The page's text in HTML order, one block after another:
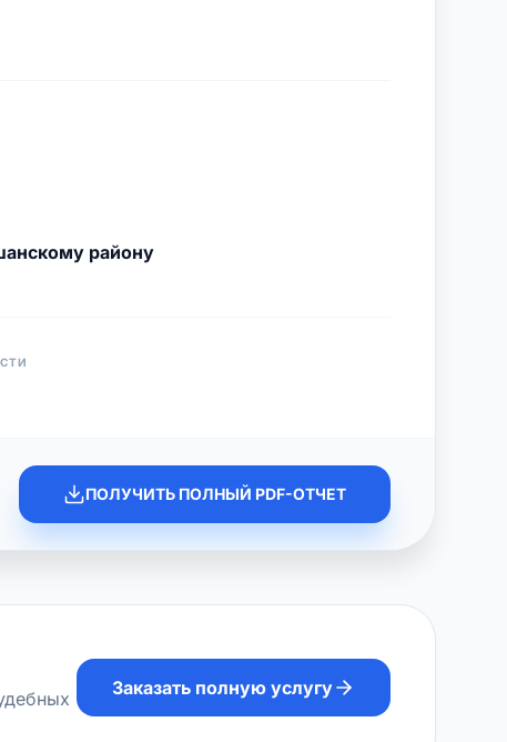
району
ПОЛУЧИТЬ ПОЛНЫЙ PDF-ОТЧЕТ
Заказать полную услугу